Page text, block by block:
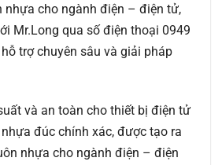
nhựa cho ngành điện – điện tử,
Mr.Long qua số điện thoại 0949
trợ chuyên sâu và giải pháp
và an toàn cho thiết bị điện tử
đúc chính xác, được tạo ra
nhựa cho ngành điện – điện